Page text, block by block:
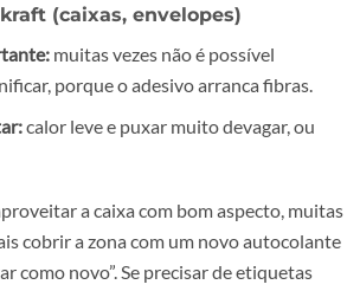
Use movimentos suaves e
com acabamento especial,
e mobiliário
excesso e água a mais, porque pode